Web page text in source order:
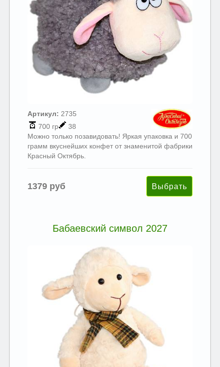
Артикул: 2735
700 гр
38
Можно только позавидовать! Яркая упаковка и 700
грамм вкуснейших конфет от знаменитой фабрики
Красный Октябрь.
1379 руб
Бабаевский символ 2027